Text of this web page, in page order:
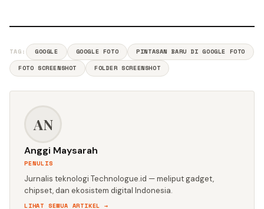
TAG: GOOGLE GOOGLE FOTO
PINTASAN BARU DI GOOGLE FOTO
FOTO SCREENSHOT
FOLDER SCREENSHOT
AN
Anggi Maysarah
PENULIS
Jurnalis teknologi Technologue.id — meliput gadget,
chipset, dan ekosistem digital Indonesia.
LIHAT SEMUA ARTIKEL →